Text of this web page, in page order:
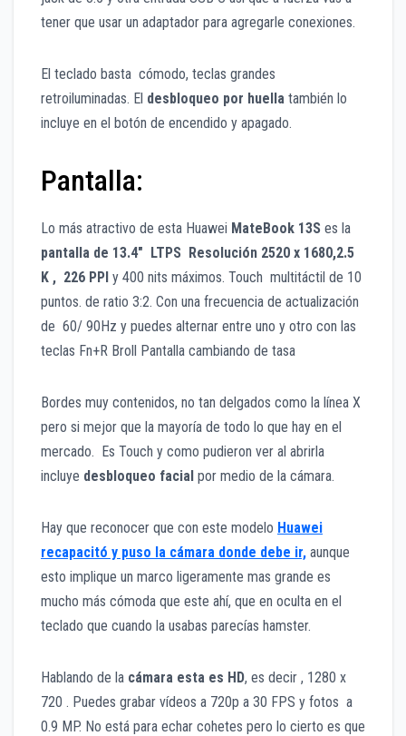
tener que usar un adaptador para agregarle conexiones.
El teclado basta cómodo, teclas grandes
retroiluminadas. El desbloqueo por huella también lo
incluye en el botón de encendido y apagado.
Pantalla:
Lo más atractivo de esta Huawei MateBook 13S es la
pantalla de 13.4″ LTPS Resolución 2520 x 1680,2.5
K , 226 PPI y 400 nits máximos. Touch multitáctil de 10
puntos. de ratio 3:2. Con una frecuencia de actualización
de 60/ 90Hz y puedes alternar entre uno y otro con las
teclas Fn+R Broll Pantalla cambiando de tasa
Bordes muy contenidos, no tan delgados como la línea X
pero si mejor que la mayoría de todo lo que hay en el
mercado. Es Touch y como pudieron ver al abrirla
incluye desbloqueo facial por medio de la cámara.
Hay que reconocer que con este modelo Huawei
recapacitó y puso la cámara donde debe ir, aunque
esto implique un marco ligeramente mas grande es
mucho más cómoda que este ahí, que en oculta en el
teclado que cuando la usabas parecías hamster.
Hablando de la cámara esta es HD, es decir , 1280 x
720 . Puedes grabar vídeos a 720p a 30 FPS y fotos a
0.9 MP. No está para echar cohetes pero lo cierto es que